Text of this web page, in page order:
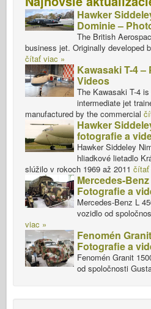
Hawker
Dominie –
The British
business jet. Originally developed
čítať viac »
Kawasaki T-4 –
Videos
The Kawasaki T-4
intermediate jet
manufactured by the commercial
Hawker
fotografie a
Hawker Siddeley
hliadkové lietadlo
slúžilo v rokoch 1969 až 2011 čítať
Mercedes-
Fotografie a
Mercedes-Benz L
vozidlo od
viac »
Fenomén
Fotografie a
Fenomén Granit
od spoločnosti